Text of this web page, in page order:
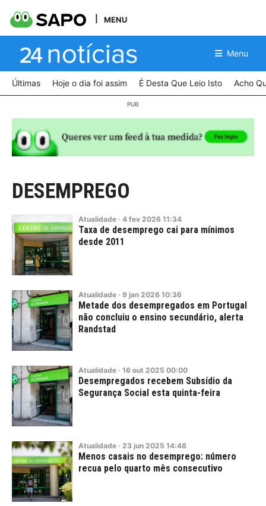
MENU
Menu
Últimas Hoje o dia foi assim É Desta Que Leio Isto Acho
DESEMPREGO
Atualidade · 4 fev 2026 11:34
Taxa de desemprego cai para mínimos
desde 2011
Atualidade · 9 jan 2026 10:36
Metade dos desempregados em Portugal
não concluiu o ensino secundário, alerta
Randstad
Atualidade · 16 out 2025 00:00
Desempregados recebem Subsídio da
Segurança Social esta quinta-feira
Atualidade · 23 jun 2025 14:48
Menos casais no desemprego: número
recua pelo quarto mês consecutivo